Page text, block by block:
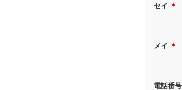
セイ ＊
メイ ＊
電話番号